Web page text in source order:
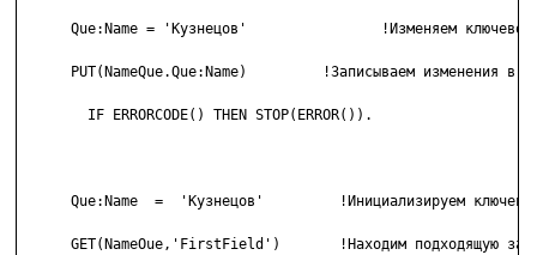
Que:Name = 'Кузнецов'                !Изменяем ключевое
PUT(NameQue.Que:Name)         !Записываем изменения в
        IF ERRORCODE() THEN STOP(ERROR()).
Que:Name  =  'Кузнецов'         !Инициализируем
GET(NameOue,'FirstField')       !Находим подходящую